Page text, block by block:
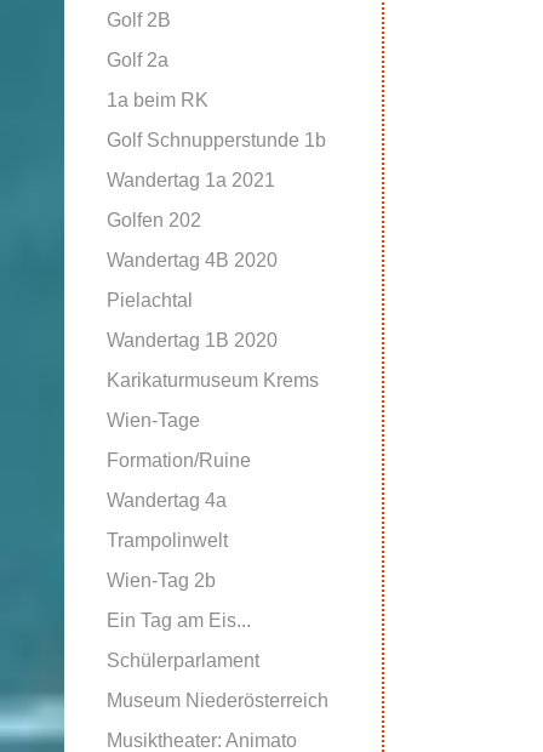
Golf 2B
Golf 2a
1a beim RK
Golf Schnupperstunde 1b
Wandertag 1a 2021
Golfen 202
Wandertag 4B 2020
Pielachtal
Wandertag 1B 2020
Karikaturmuseum Krems
Wien-Tage
Formation/Ruine
Wandertag 4a
Trampolinwelt
Wien-Tag 2b
Ein Tag am Eis...
Schülerparlament
Museum Niederösterreich
Musiktheater: Animato